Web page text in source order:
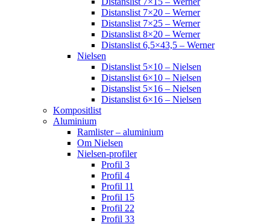
Distanslist 7×20 – Werner
Distanslist 7×25 – Werner
Distanslist 8×20 – Werner
Distanslist 6,5×43,5 – Werner
Nielsen
Distanslist 5×10 – Nielsen
Distanslist 6×10 – Nielsen
Distanslist 5×16 – Nielsen
Distanslist 6×16 – Nielsen
Kompositlist
Aluminium
Ramlister – aluminium
Om Nielsen
Nielsen-profiler
Profil 3
Profil 4
Profil 11
Profil 15
Profil 22
Profil 33